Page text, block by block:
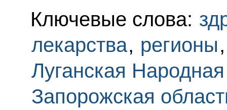
Ключевые слова:
лекарства, регионы
Луганская
Запорожская